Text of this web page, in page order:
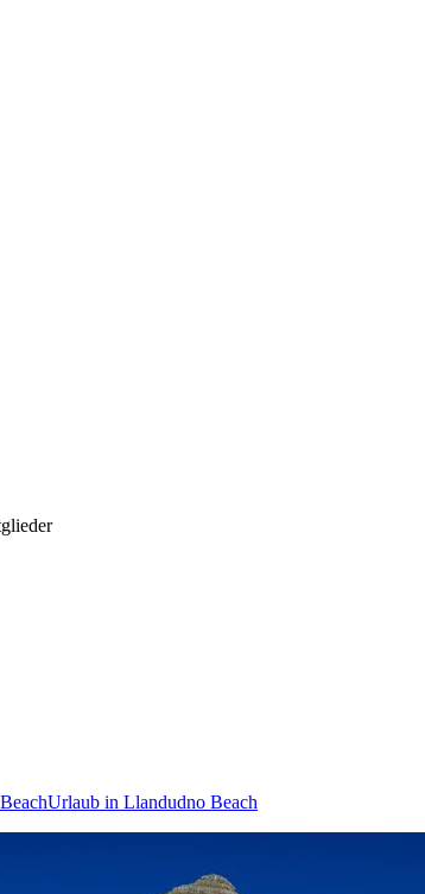
Urlaub in Llandudno Beach